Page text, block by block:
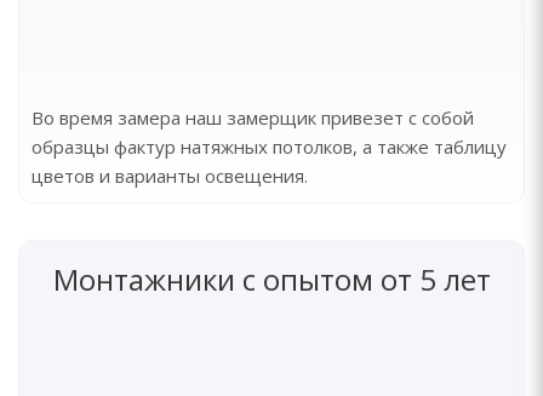
Во время замера наш замерщик привезет с собой
образцы фактур натяжных потолков, а также таблицу
цветов и варианты освещения.
Монтажники с опытом от 5 лет